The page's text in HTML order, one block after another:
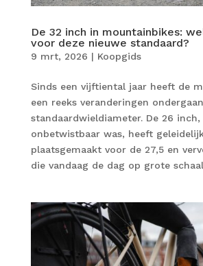
De 32 inch in mountainbikes:
voor deze nieuwe standaard?
9 mrt, 2026 | Koopgids
Sinds een vijftiental jaar heeft de
een reeks veranderingen
standaardwieldiameter. De 26
onbetwistbaar was, heeft
plaatsgemaakt voor de 27,5 en
die vandaag de dag op grote